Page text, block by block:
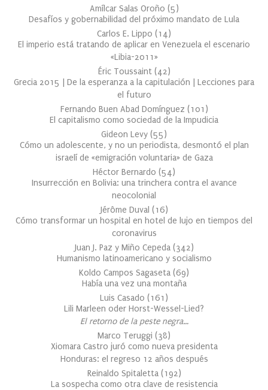
Amílcar Salas Oroño (5)
Desafíos y gobernabilidad del próximo mandato de Lula
Carlos E. Lippo (14)
El imperio está tratando de aplicar en Venezuela el escenario
«Libia-2011»
Éric Toussaint (42)
Grecia 2015 | De la esperanza a la capitulación | Lecciones para
el futuro
Fernando Buen Abad Domínguez (101 )
El capitalismo como sociedad de la Impudicia
Gideon Levy (55)
Cómo un adolescente, y no un periodista, desmontó el plan
israelí de «emigración voluntaria» de Gaza
Héctor Bernardo (54)
Insurrección en Bolivia: una trinchera contra el avance
neocolonial
Jérôme Duval (16)
Cómo transformar un hospital en hotel de lujo en tiempos del
coronavirus
Juan J. Paz y Miño Cepeda (342)
Humanismo latinoamericano y socialismo
Koldo Campos Sagaseta (69)
Había una vez una montaña
Luis Casado (161 )
Lili Marleen oder Horst-Wessel-Lied?
El retorno de la peste negra…
Marco Teruggi (38)
Xiomara Castro juró como nueva presidenta
Honduras: el regreso 12 años después
Reinaldo Spitaletta (192)
La sospecha como otra clave de resistencia